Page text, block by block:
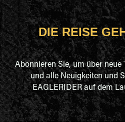
DIE REISE
Abonnieren Sie, um über neue
und alle Neuigkeiten und
EAGLERIDER auf dem